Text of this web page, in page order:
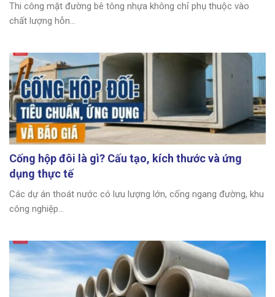
Thi công mặt đường bê tông nhựa không chỉ phụ thuộc vào
chất lượng hỗn...
Cống hộp đôi là gì? Cấu tạo, kích thước và ứng
dụng thực tế
Các dự án thoát nước có lưu lượng lớn, cống ngang đường, khu
công nghiệp...